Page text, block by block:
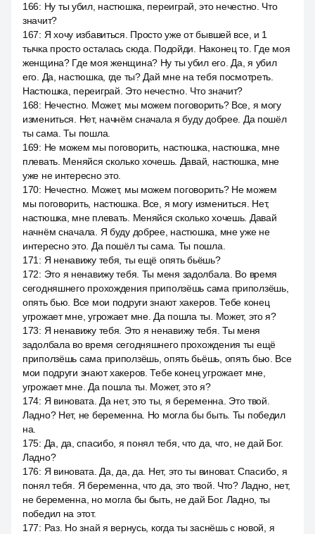
166: Ну ты убил, настюшка, переиграй, это нечестно. Что
значит?
167: Я хочу избавиться. Просто уже от бывшей все, и 1
тычка просто осталась сюда. Подойди. Наконец то. Где моя
женщина? Где моя женщина? Ну ты убил его. Да, я убил
его. Да, настюшка, где ты? Дай мне на тебя посмотреть.
Настюшка, переиграй. Это нечестно. Что значит?
168: Нечестно. Может, мы можем поговорить? Все, я могу
измениться. Нет, начнём сначала я буду добрее. Да пошёл
ты сама. Ты пошла.
169: Не можем мы поговорить, настюшка, настюшка, мне
плевать. Меняйся сколько хочешь. Давай, настюшка, мне
уже не интересно это.
170: Нечестно. Может, мы можем поговорить? Не можем
мы поговорить, настюшка. Все, я могу измениться. Нет,
настюшка, мне плевать. Меняйся сколько хочешь. Давай
начнём сначала. Я буду добрее, настюшка, мне уже не
интересно это. Да пошёл ты сама. Ты пошла.
171 : Я ненавижу тебя, ты ещё опять бьёшь?
172: Это я ненавижу тебя. Ты меня задолбала. Во время
сегодняшнего прохождения приползёшь сама приползёшь,
опять бью. Все мои подруги знают хакеров. Тебе конец
угрожает мне, угрожает мне. Да пошла ты. Может, это я?
173: Я ненавижу тебя. Это я ненавижу тебя. Ты меня
задолбала во время сегодняшнего прохождения ты ещё
приползёшь сама приползёшь, опять бьёшь, опять бью. Все
мои подруги знают хакеров. Тебе конец угрожает мне,
угрожает мне. Да пошла ты. Может, это я?
174: Я виновата. Да нет, это ты, я беременна. Это твой.
Ладно? Нет, не беременна. Но могла бы быть. Ты победил
на.
175: Да, да, спасибо, я понял тебя, что да, что, не дай Бог.
Ладно?
176: Я виновата. Да, да, да. Нет, это ты виноват. Спасибо, я
понял тебя. Я беременна, что да, это твой. Что? Ладно, нет,
не беременна, но могла бы быть, не дай Бог. Ладно, ты
победил на этот.
177: Раз. Но знай я вернусь, когда ты заснёшь с новой, я